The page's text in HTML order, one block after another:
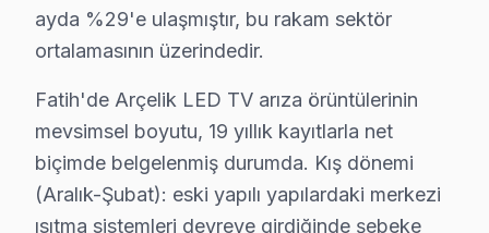
Beyazıt'ta Arçelik TV Servisi
Binbirdirek'te Arçelik TV Servisi
Binbirdirek Mahallesi, tarihi kimliğiyle dikkat çekerken,
Cankurtaran'da Arçelik TV Servisi
ayda %29'e ulaşmıştır, bu rakam sektör
ortalamasının üzerindedir.
Fatih'de Arçelik LED TV arıza örüntülerinin
mevsimsel boyutu, 19 yıllık kayıtlarla net
biçimde belgelenmiş durumda. Kış dönemi
(Aralık-Şubat): eski yapılı yapılardaki merkezi
ısıtma sistemleri devreye girdiğinde şebeke